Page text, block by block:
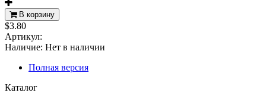
В корзину
$3.80
Артикул:
Наличие: Нет в наличии
Полная версия
Каталог